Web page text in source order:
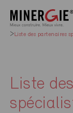
Liste des partenaires
Liste